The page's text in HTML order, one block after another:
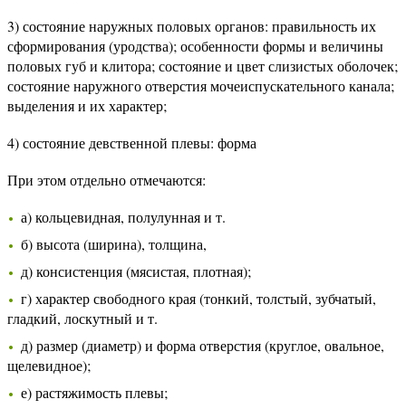
3) состояние наружных половых органов: правильность их
сформирования (уродства); особенности формы и величины
половых губ и клитора; состояние и цвет слизистых оболочек;
состояние наружного отверстия мочеиспускательного канала;
выделения и их характер;
4) состояние девственной плевы: форма
При этом отдельно отмечаются:
а) кольцевидная, полулунная и т.
б) высота (ширина), толщина,
д) консистенция (мясистая, плотная);
г) характер свободного края (тонкий, толстый, зубчатый,
гладкий, лоскутный и т.
д) размер (диаметр) и форма отверстия (круглое, овальное,
щелевидное);
е) растяжимость плевы;